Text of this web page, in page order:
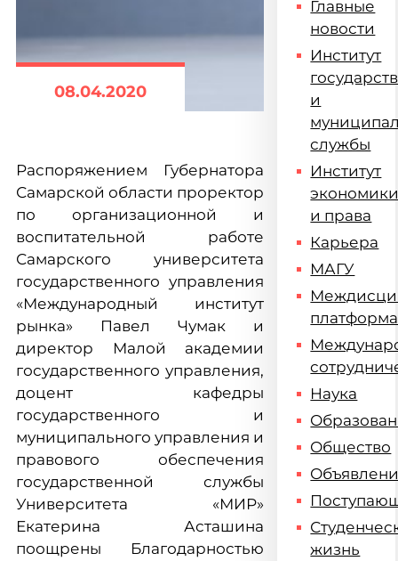
08.04.2020
Распоряжением Губернатора
Самарской области проректор
по организационной и
воспитательной работе
Самарского университета
государственного управления
«Международный институт
рынка» Павел Чумак и
директор Малой академии
государственного управления,
доцент кафедры
государственного и
муниципального управления и
правового обеспечения
государственной службы
Университета «МИР»
Екатерина Асташина
поощрены Благодарностью
Главные
новости
Институт
и
службы
Институт
и права
Карьера
МАГУ
платформа
Наука
Общество
жизнь